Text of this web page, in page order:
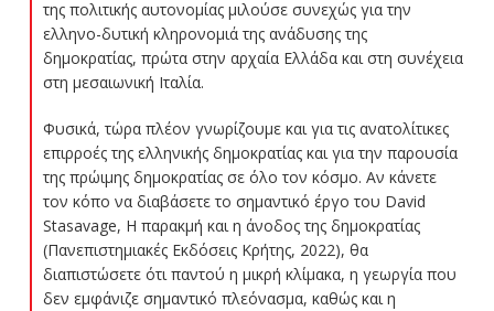
της πολιτικής αυτονομίας μιλούσε συνεχώς για την
ελληνο-δυτική κληρονομιά της ανάδυσης της
δημοκρατίας, πρώτα στην αρχαία Ελλάδα και στη συνέχεια
στη μεσαιωνική Ιταλία.
Φυσικά, τώρα πλέον γνωρίζουμε και για τις ανατολίτικες
επιρροές της ελληνικής δημοκρατίας και για την παρουσία
της πρώιμης δημοκρατίας σε όλο τον κόσμο. Αν κάνετε
τον κόπο να διαβάσετε το σημαντικό έργο του David
Stasavage, Η παρακμή και η άνοδος της δημοκρατίας
(Πανεπιστημιακές Εκδόσεις Κρήτης, 2022), θα
διαπιστώσετε ότι παντού η μικρή κλίμακα, η γεωργία που
δεν εμφάνιζε σημαντικό πλεόνασμα, καθώς και η